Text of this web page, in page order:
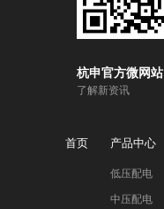
杭申官方微网站
了解新资讯
首页 产品中心
低压配电
中压配电